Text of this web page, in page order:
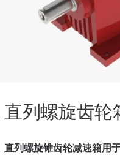
直列螺旋齿轮
直列螺旋锥齿轮减速箱用